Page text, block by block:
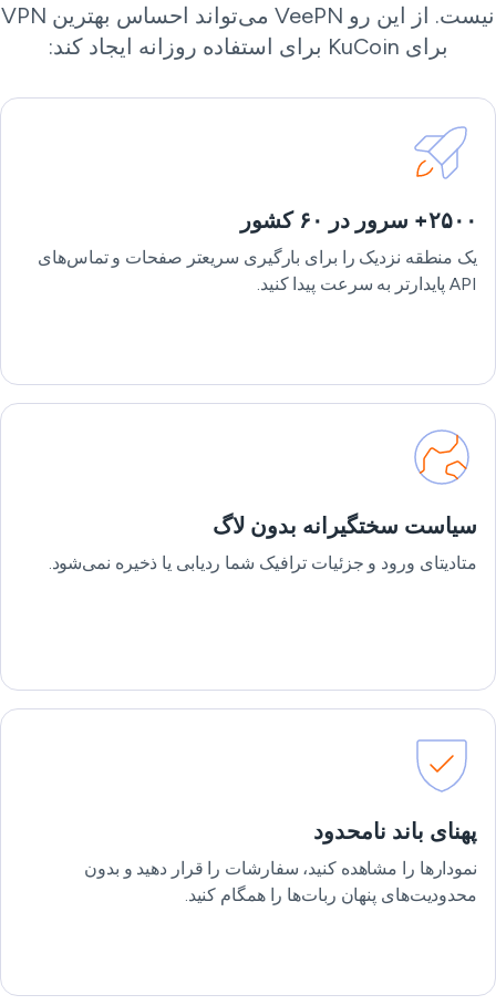
نیست. از این رو VeePN می‌تواند احساس بهترین VPN
برای KuCoin برای استفاده روزانه ایجاد کند:
۲۵۰۰+ سرور در ۶۰ کشور
یک منطقه نزدیک را برای بارگیری سریعتر صفحات و تماس‌های
API پایدارتر به سرعت پیدا کنید.
سیاست سختگیرانه بدون لاگ
متادیتای ورود و جزئیات ترافیک شما ردیابی یا ذخیره نمی‌شود.
پهنای باند نامحدود
نمودارها را مشاهده کنید، سفارشات را قرار دهید و بدون
محدودیت‌های پنهان ربات‌ها را همگام کنید.